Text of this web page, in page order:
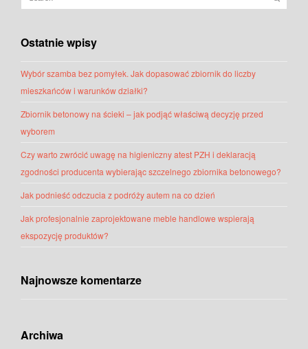
Ostatnie wpisy
Wybór szamba bez pomyłek. Jak dopasować zbiornik do liczby
mieszkańców i warunków działki?
Zbiornik betonowy na ścieki – jak podjąć właściwą decyzję przed
wyborem
Czy warto zwrócić uwagę na higieniczny atest PZH i deklaracją
zgodności producenta wybierając szczelnego zbiornika betonowego?
Jak podnieść odczucia z podróży autem na co dzień
Jak profesjonalnie zaprojektowane meble handlowe wspierają
ekspozycję produktów?
Najnowsze komentarze
Archiwa